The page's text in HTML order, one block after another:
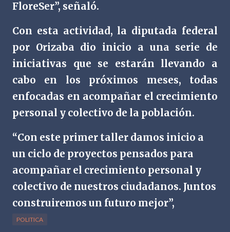
FloreSer”, señaló.
Con esta actividad, la diputada federal
por Orizaba dio inicio a una serie de
iniciativas que se estarán llevando a
cabo en los próximos meses, todas
enfocadas en acompañar el crecimiento
personal y colectivo de la población.
“Con este primer taller damos inicio a
un ciclo de proyectos pensados para
acompañar el crecimiento personal y
colectivo de nuestros ciudadanos. Juntos
construiremos un futuro mejor”,
POLITICA